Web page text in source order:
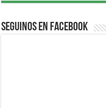
Seguinos en Facebook